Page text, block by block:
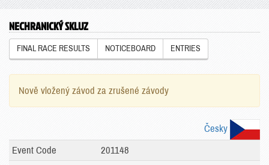
NECHRANICKÝ SKLUZ
FINAL RACE RESULTS NOTICEBOARD ENTRIES
Nově vložený závod za zrušené závody
Česky
Event Code
201148